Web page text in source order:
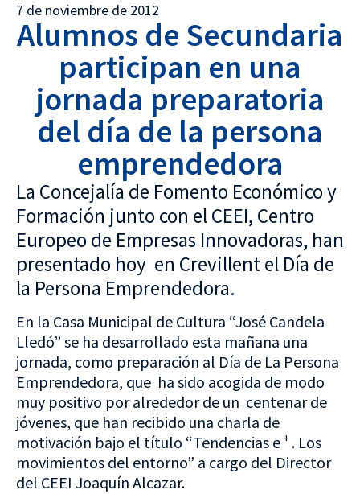
7 de noviembre de 2012
Alumnos de Secundaria
participan en una
jornada preparatoria
del día de la persona
emprendedora
La Concejalía de Fomento Económico y
Formación junto con el CEEI, Centro
Europeo de Empresas Innovadoras, han
presentado hoy en Crevillent el Día de
la Persona Emprendedora.
En la Casa Municipal de Cultura “José Candela
Lledó” se ha desarrollado esta mañana una
jornada, como preparación al Día de La Persona
Emprendedora, que ha sido acogida de modo
muy positivo por alrededor de un centenar de
jóvenes, que han recibido una charla de
motivación bajo el título “Tendencias e + . Los
movimientos del entorno” a cargo del Director
del CEEI Joaquín Alcazar.